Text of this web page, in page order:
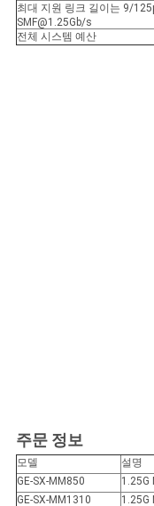
책
최대 지원 링크 길이는 9/
SMF@1.25Gb/s
전체 시스템 예산
주문 정보
모델
설명
GE-SX-MM850
1.25G
GE-SX-MM1310
1.25G